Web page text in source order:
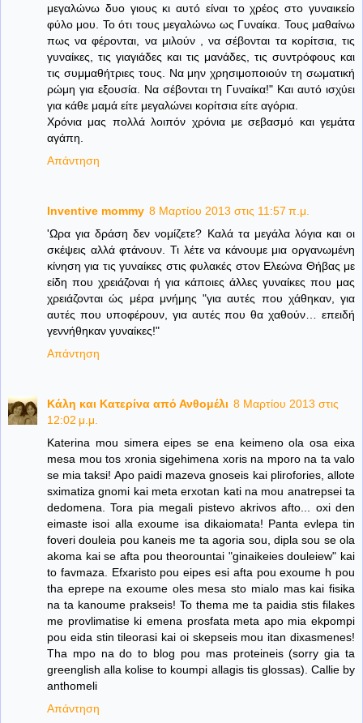
μεγαλώνω δυο γιους κι αυτό είναι το χρέος στο γυναικείο
φύλο μου. Το ότι τους μεγαλώνω ως Γυναίκα. Τους μαθαίνω
πως να φέρονται, να μιλούν , να σέβονται τα κορίτσια, τις
γυναίκες, τις γιαγιάδες και τις μανάδες, τις συντρόφους και
τις συμμαθήτριες τους. Να μην χρησιμοποιούν τη σωματική
ρώμη για εξουσία. Να σέβονται τη Γυναίκα!" Και αυτό ισχύει
για κάθε μαμά είτε μεγαλώνει κορίτσια είτε αγόρια.
Χρόνια μας πολλά λοιπόν χρόνια με σεβασμό και γεμάτα
αγάπη.
Απάντηση
Inventive mommy 8 Μαρτίου 2013 στις 11:57 π.μ.
'Ωρα για δράση δεν νομίζετε? Καλά τα μεγάλα λόγια και οι
σκέψεις αλλά φτάνουν. Τι λέτε να κάνουμε μια οργανωμένη
κίνηση για τις γυναίκες στις φυλακές στον Ελεώνα Θήβας με
είδη που χρειάζοναι ή για κάποιες άλλες γυναίκες που μας
χρειάζονται ώς μέρα μνήμης "για αυτές που χάθηκαν, για
αυτές που υποφέρουν, για αυτές που θα χαθούν… επειδή
γεννήθηκαν γυναίκες!"
Απάντηση
Κάλη και Κατερίνα από Ανθομέλι 8 Μαρτίου 2013 στις
12:02 μ.μ.
Katerina mou simera eipes se ena keimeno ola osa eixa
mesa mou tos xronia sigehimena xoris na mporo na ta valo
se mia taksi! Apo paidi mazeva gnoseis kai plirofories, allote
sximatiza gnomi kai meta erxotan kati na mou anatrepsei ta
dedomena. Tora pia megali pistevo akrivos afto... oxi den
eimaste isoi alla exoume isa dikaiomata! Panta evlepa tin
foveri douleia pou kaneis me ta agoria sou, dipla sou se ola
akoma kai se afta pou theorountai "ginaikeies douleiew" kai
to favmaza. Efxaristo pou eipes esi afta pou exoume h pou
tha eprepe na exoume oles mesa sto mialo mas kai fisika
na ta kanoume prakseis! To thema me ta paidia stis filakes
me provlimatise ki emena prosfata meta apo mia ekpompi
pou eida stin tileorasi kai oi skepseis mou itan dixasmenes!
Tha mpo na do to blog pou mas proteineis (sorry gia ta
greenglish alla kolise to koumpi allagis tis glossas). Callie by
anthomeli
Απάντηση